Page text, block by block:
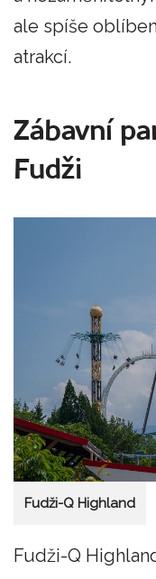
ale spíše
atrakcí.
Zábavní
Fudži
Fudži-Q Highland
Fudži-Q